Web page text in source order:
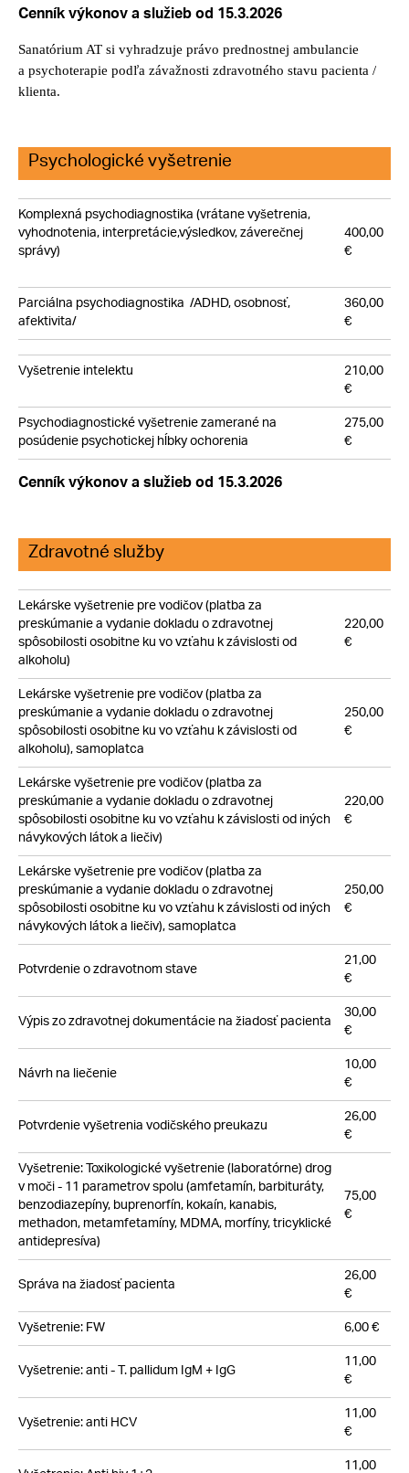
Cenník výkonov a služieb od 15.3.2026
Sanatórium AT si vyhradzuje právo prednostnej ambulancie
a psychoterapie podľa závažnosti zdravotného stavu pacienta /
klienta.
Psychologické vyšetrenie
Komplexná psychodiagnostika(vrátane vyšetrenia,
vyhodnotenia, interpretácie,výsledkov, záverečnej
správy)
400,00
€
Parciálna psychodiagnostika /ADHD, osobnosť,
afektivita/
360,00
€
Vyšetrenie intelektu
210,00
€
Psychodiagnostické vyšetrenie zamerané na
posúdenie psychotickejhĺbky ochorenia
275,00
€
Cenník výkonov a služieb od 15.3.2026
Zdravotné služby
Lekárske vyšetrenie pre vodičov (platba za
preskúmanie a vydanie dokladu o zdravotnej
spôsobilosti osobitne ku vo vzťahu k závislosti od
alkoholu)
220,00
€
Lekárske vyšetrenie pre vodičov (platba za
preskúmanie a vydanie dokladu o zdravotnej
spôsobilosti osobitne ku vo vzťahu k závislosti od
alkoholu), samoplatca
250,00
€
Lekárske vyšetrenie pre vodičov (platba za
preskúmanie a vydanie dokladu o zdravotnej
spôsobilosti osobitne ku vo vzťahu k závislosti od iných
návykových látok a liečiv)
220,00
€
Lekárske vyšetrenie pre vodičov (platba za
preskúmanie a vydanie dokladu o zdravotnej
spôsobilosti osobitne ku vo vzťahu k závislosti od iných
návykových látok a liečiv), samoplatca
250,00
€
Potvrdenie o zdravotnom stave 21,00
€
Výpis zo zdravotnej dokumentácie na žiadosť pacienta 30,00
€
Návrh na liečenie
10,00
€
Potvrdenie vyšetrenia vodičského preukazu
26,00
€
Vyšetrenie: Toxikologické vyšetrenie (laboratórne) drog
v moči - 11 parametrov spolu (amfetamín, barbituráty,
benzodiazepíny, buprenorfín, kokaín, kanabis,
methadon, metamfetamíny, MDMA, morfíny, tricyklické
antidepresíva)
75,00
€
Správa na žiadosť pacienta 26,00
€
Vyšetrenie: FW
6,00 €
Vyšetrenie: anti - T. pallidum IgM + IgG
11,00
€
Vyšetrenie: anti HCV
11,00
€
11,00